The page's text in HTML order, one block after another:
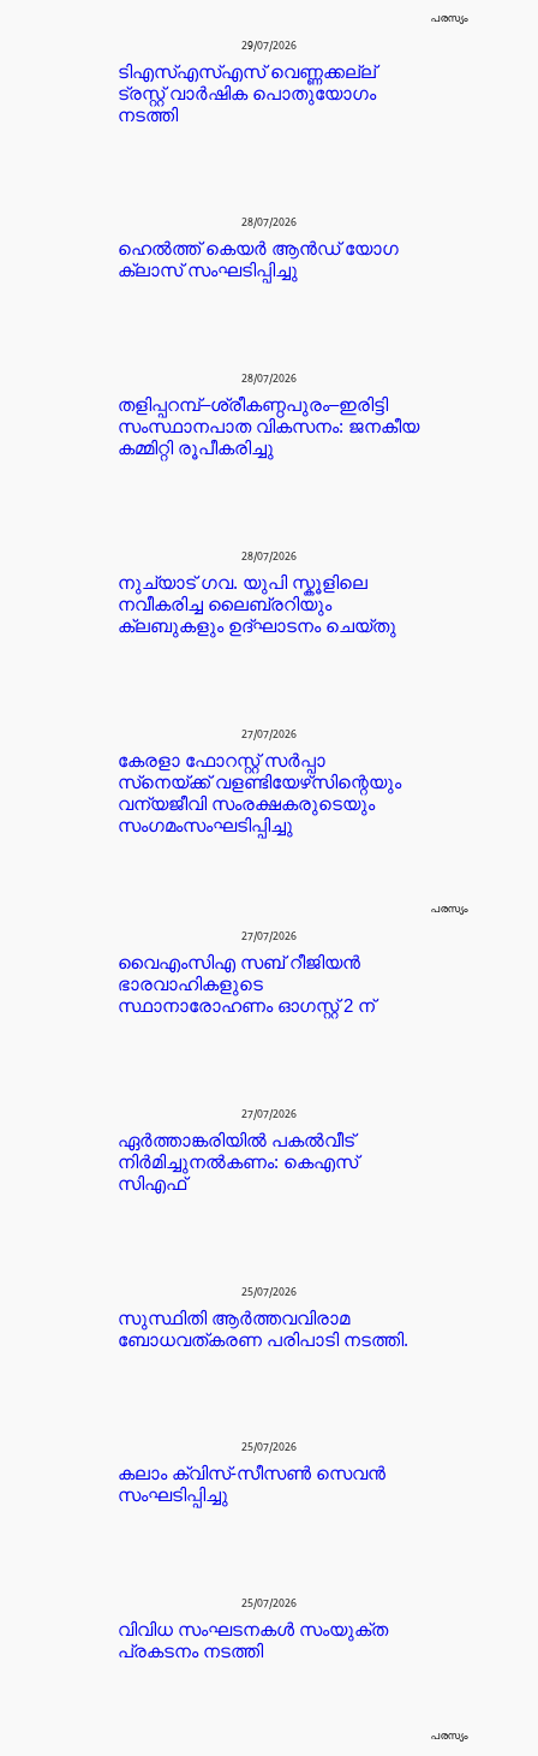
പരസ്യം
29/07/2026
ടിഎസ്എസ്എസ് വെണ്ണക്കല്ല്
ട്രസ്റ്റ് വാർഷിക പൊതുയോഗം
നടത്തി
28/07/2026
ഹെൽത്ത് കെയർ ആൻഡ് യോഗ
ക്ലാസ് സംഘടിപ്പിച്ചു
28/07/2026
തളിപ്പറമ്പ്–ശ്രീകണ്ഠപുരം–ഇരിട്ടി
സംസ്ഥാനപാത വികസനം: ജനകീയ
കമ്മിറ്റി രൂപീകരിച്ചു
28/07/2026
നുച്യാട് ഗവ. യുപി സ്കൂളിലെ
നവീകരിച്ച ലൈബ്രറിയും
ക്ലബുകളും ഉദ്ഘാടനം ചെയ്തു
27/07/2026
കേരളാ ഫോറസ്റ്റ് സർപ്പാ
സ്‌നെയ്ക്ക് വളണ്ടിയേഴ്‌സിന്റെയും
വന്യജീവി സംരക്ഷകരുടെയും
സംഗമംസംഘടിപ്പിച്ചു
പരസ്യം
27/07/2026
വൈഎംസിഎ സബ് റീജിയൻ
ഭാരവാഹികളുടെ
സ്ഥാനാരോഹണം ഓഗസ്റ്റ് 2 ന്
27/07/2026
ഏർത്താങ്കരിയിൽ പകൽവീട്
നിർമിച്ചുനൽകണം: കെഎസ്
സിഎഫ്
25/07/2026
സുസ്ഥിതി ആർത്തവവിരാമ
ബോധവത്കരണ പരിപാടി നടത്തി.
25/07/2026
കലാം ക്വിസ്-സീസൺ സെവൻ
സംഘടിപ്പിച്ചു
25/07/2026
വിവിധ സംഘടനകൾ സംയുക്ത
പ്രകടനം നടത്തി
പരസ്യം